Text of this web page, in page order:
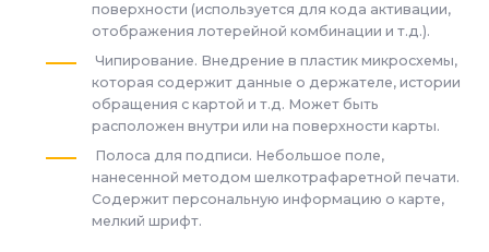
поверхности (используется для кода активации,
отображения лотерейной комбинации и т.д.).
Чипирование. Внедрение в пластик микросхемы,
которая содержит данные о держателе, истории
обращения с картой и т.д. Может быть
расположен внутри или на поверхности карты.
Полоса для подписи. Небольшое поле,
нанесенной методом шелкотрафаретной печати.
Содержит персональную информацию о карте,
мелкий шрифт.